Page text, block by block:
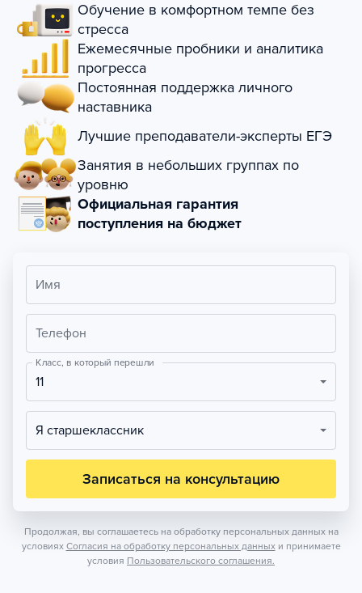
Обучение в комфортном темпе без
стресса
Ежемесячные пробники и аналитика
прогресса
Постоянная поддержка личного
наставника
Лучшие преподаватели-эксперты ЕГЭ
Занятия в небольших группах по
уровню
Официальная гарантия
поступления на бюджет
Имя
Телефон
Класс, в который перешли
11
Я старшеклассник
Записаться на консультацию
Продолжая, вы соглашаетесь на обработку персональных данных на
условиях Согласия на обработку персональных данных и принимаете
условия Пользовательского соглашения.